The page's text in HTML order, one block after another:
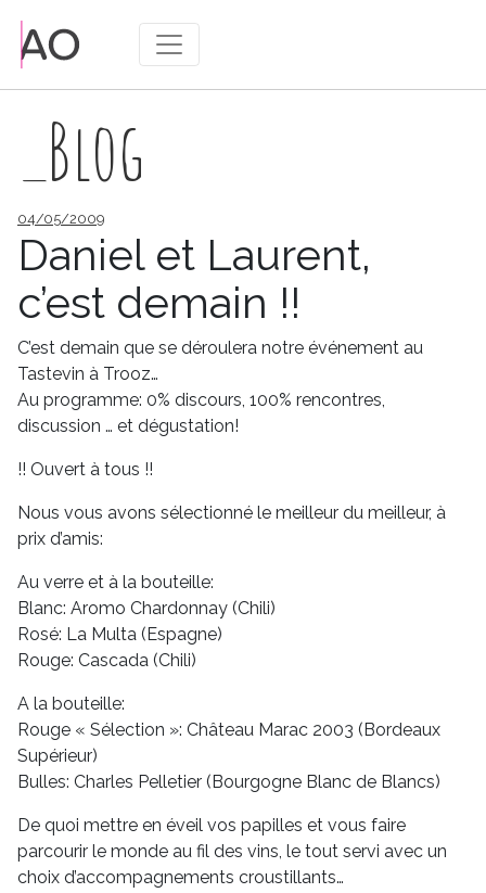
_Blog
Publié
04/05/2009
Daniel et Laurent,
c’est demain !!
C’est demain que se déroulera notre événement au
Tastevin à Trooz…
Au programme: 0% discours, 100% rencontres,
discussion … et dégustation!
!! Ouvert à tous !!
Nous vous avons sélectionné le meilleur du meilleur, à
prix d’amis:
Au verre et à la bouteille:
Blanc: Aromo Chardonnay (Chili)
Rosé: La Multa (Espagne)
Rouge: Cascada (Chili)
A la bouteille:
Rouge « Sélection »: Château Marac 2003 (Bordeaux
Supérieur)
Bulles: Charles Pelletier (Bourgogne Blanc de Blancs)
De quoi mettre en éveil vos papilles et vous faire
parcourir le monde au fil des vins, le tout servi avec un
choix d’accompagnements croustillants…